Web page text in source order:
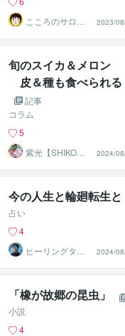
こころのサロ
ン Felice
2023/
旬のスイカ＆メロン
皮＆種も食べられる
記事
コラム
5
紫光【SHIKO】
遠隔透視鑑定士
2024/
今の人生と輪廻転生と
占い
4
ヒーリングタロ
ット占い師 星
カイト
2024/
「橡が故郷の昆虫」
小説
4